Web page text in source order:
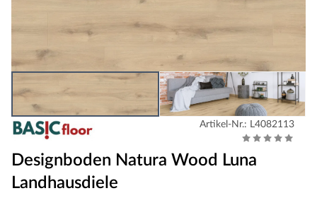
Artikel-Nr.: L4082113
Designboden Natura Wood Luna
Landhausdiele